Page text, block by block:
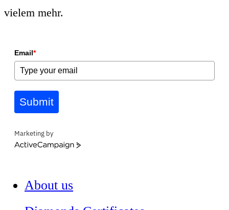
vielem mehr.
Email*
Submit
Marketing by
ActiveCampaign
About us